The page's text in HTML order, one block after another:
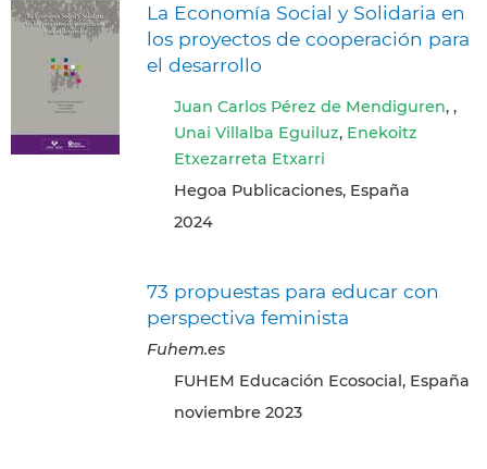
La Economía Social y Solidaria en
los proyectos de cooperación para
el desarrollo
Juan Carlos Pérez de Mendiguren, ,
Unai Villalba Eguiluz, Enekoitz
Etxezarreta Etxarri
Hegoa Publicaciones, España
2024
73 propuestas para educar con
perspectiva feminista
Fuhem.es
FUHEM Educación Ecosocial, España
noviembre 2023